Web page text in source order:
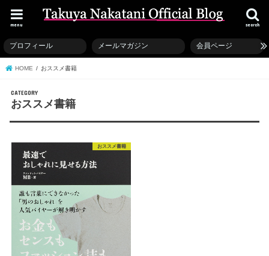
search
menu
プロフィール メールマガジン 会員ページ
HOME おススメ書籍
おススメ書籍
おススメ書籍